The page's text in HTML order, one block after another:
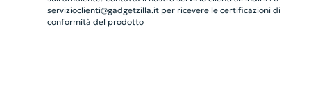
servizioclienti@gadgetzilla.itper ricevere le certificazioni di
conformità del prodotto